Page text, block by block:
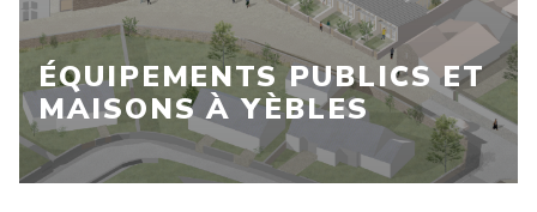
ÉQUIPEMENTS PUBLICS ET
MAISONS À YÈBLES